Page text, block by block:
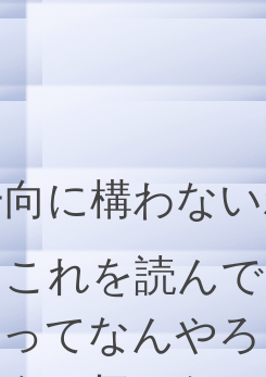
に構わな
れを読ん
ってなんや